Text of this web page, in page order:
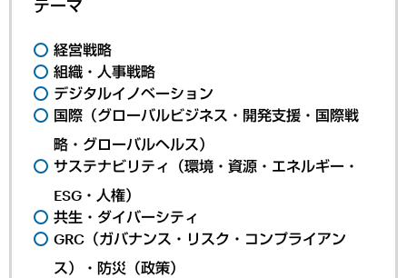
テーマ
経営戦略
組織・人事戦略
デジタルイノベーション
国際（グローバルビジネス・開発支援・国際戦
略・グローバルヘルス）
サステナビリティ（環境・資源・エネルギー・
ESG・人権）
共生・ダイバーシティ
GRC（ガバナンス・リスク・コンプライアン
ス）・防災（政策）